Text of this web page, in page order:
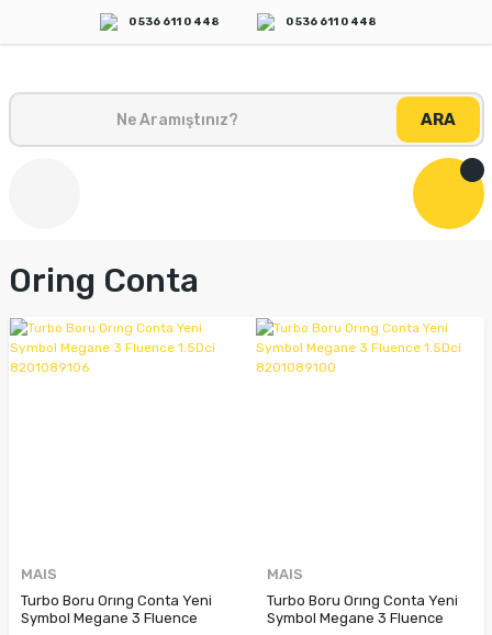
0 536 611 0 448 0 536 611 0 448
ARA
Oring Conta
MAIS
Turbo Boru Orıng Conta Yeni
Symbol Megane 3 Fluence
MAIS
Turbo Boru Orıng Conta Yeni
Symbol Megane 3 Fluence